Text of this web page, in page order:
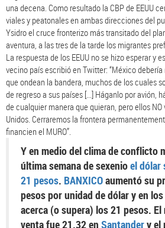
una decena. Como resultado la CBP de EEUU
viales y peatonales en ambas direcciones del
Ysidro el cruce fronterizo más transitado del
aventura, a las tres de la tarde los migrantes
La respuesta de los EEUU no se hizo esperar y
vecino país escribió en Twitter: “México
que ondean la bandera, muchos de los cuales
de regreso a sus países [...] Háganlo por avión,
de cualquier manera que quieran, pero ellos
Unidos. Cerraremos la frontera
financien el MURO”.
Y en medio del clima de conflicto
última semana de sexenioel dólar
21 pesos. BANXICOaumentó su
pesos por unidad de dólar y en
acerca (o supera) los 21 pesos.
venta fue 21.32 en Santandery el